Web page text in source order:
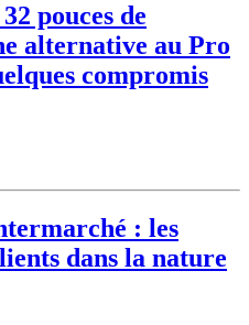
pouces de
alternative au Pro
compromis
: les
dans la nature